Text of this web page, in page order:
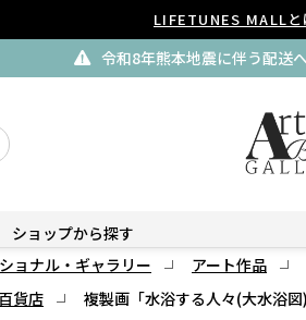
LIFETUNES MALLと
令和8年熊本地震に伴う配送
ショップから探す
ョナル・ギャラリー アート作品
貨店
複製画「水浴する人々(大水浴